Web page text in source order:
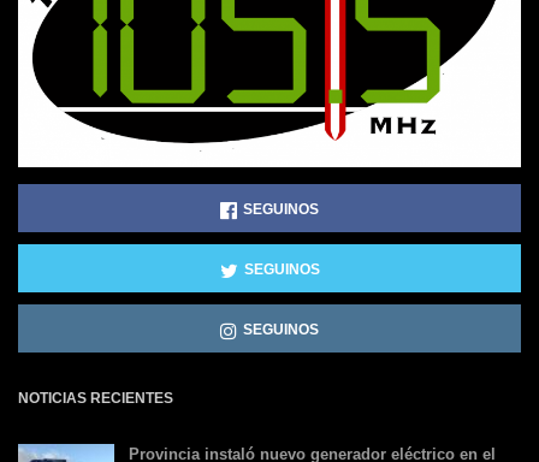
SEGUINOS
SEGUINOS
SEGUINOS
NOTICIAS RECIENTES
Provincia instaló nuevo generador eléctrico en el